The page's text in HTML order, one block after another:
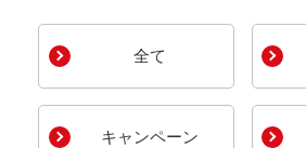
全て
キャンペーン